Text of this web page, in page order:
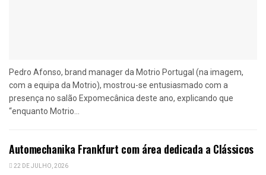
Pedro Afonso, brand manager da Motrio Portugal (na imagem,
com a equipa da Motrio), mostrou-se entusiasmado com a
presença no salão Expomecânica deste ano, explicando que
“enquanto Motrio...
Automechanika Frankfurt com área dedicada a Clássicos
22 DE JULHO, 2026